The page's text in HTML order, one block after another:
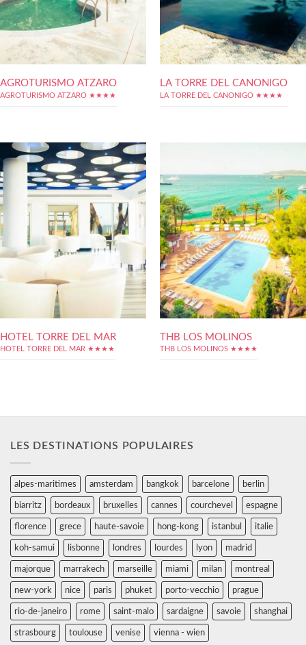
AGROTURISMO ATZARO
AGROTURISMO ATZARO ★★★★
LA TORRE DEL CANONIGO
LA TORRE DEL CANONIGO ★★★★
HOTEL TORRE DEL MAR
HOTEL TORRE DEL MAR ★★★★
THB LOS MOLINOS
THB LOS MOLINOS ★★★★
LES DESTINATIONS POPULAIRES
alpes-maritimes amsterdam bangkok barcelone berlin
biarritz bordeaux bruxelles cannes courchevel espagne
florence grece haute-savoie hong-kong istanbul italie
koh-samui lisbonne londres lourdes lyon madrid
majorque marrakech marseille miami milan montreal
new-york nice paris phuket porto-vecchio prague
rio-de-janeiro rome saint-malo sardaigne savoie shanghai
strasbourg toulouse venise vienna - wien